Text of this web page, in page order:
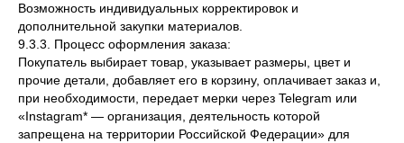
Возможность индивидуальных корректировок и
дополнительной закупки материалов.
9.3.3. Процесс оформления заказа:
Покупатель выбирает товар, указывает размеры, цвет и
прочие детали, добавляет его в корзину, оплачивает заказ и,
при необходимости, передает мерки через Telegram или
«Instagram* — организация, деятельность которой
запрещена на территории Российской Федерации» для